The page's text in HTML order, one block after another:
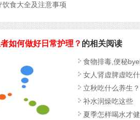
饮食大全及注意事项
如何做好日常护理？ 的相关阅读
食物排毒,便秘
女人肾虚脾虚吃
立秋吃什么养生？
补水润燥吃这些
夏季怎样喝水才